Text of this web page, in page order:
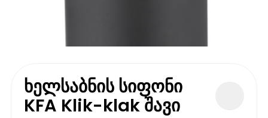
ხელსაბნის სიფონი
KFA Klik-klak შავი